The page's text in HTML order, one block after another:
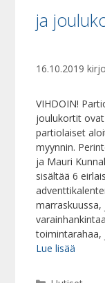
ja
16.10.2019
VIHDOIN!
joulukortit ovat
partiolaiset
myynnin.
ja Mauri
sisältää 6
toimintarahaa,
Lue lisää